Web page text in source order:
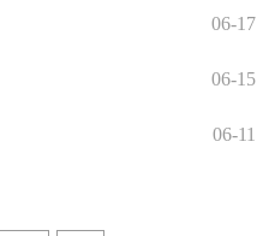
06-17
06-15
06-11